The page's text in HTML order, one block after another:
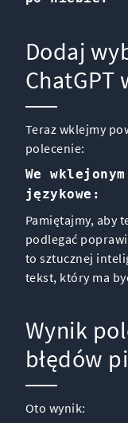
Dodaj
ChatGPT
Teraz wklejmy
polecenie:
We
językowe:
Pamiętajmy, aby
podlegać
to sztucznej
tekst, który ma
Wynik
błędów
Oto wynik: